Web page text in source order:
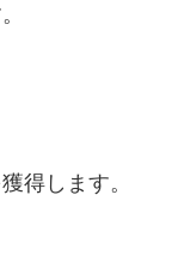
得します。